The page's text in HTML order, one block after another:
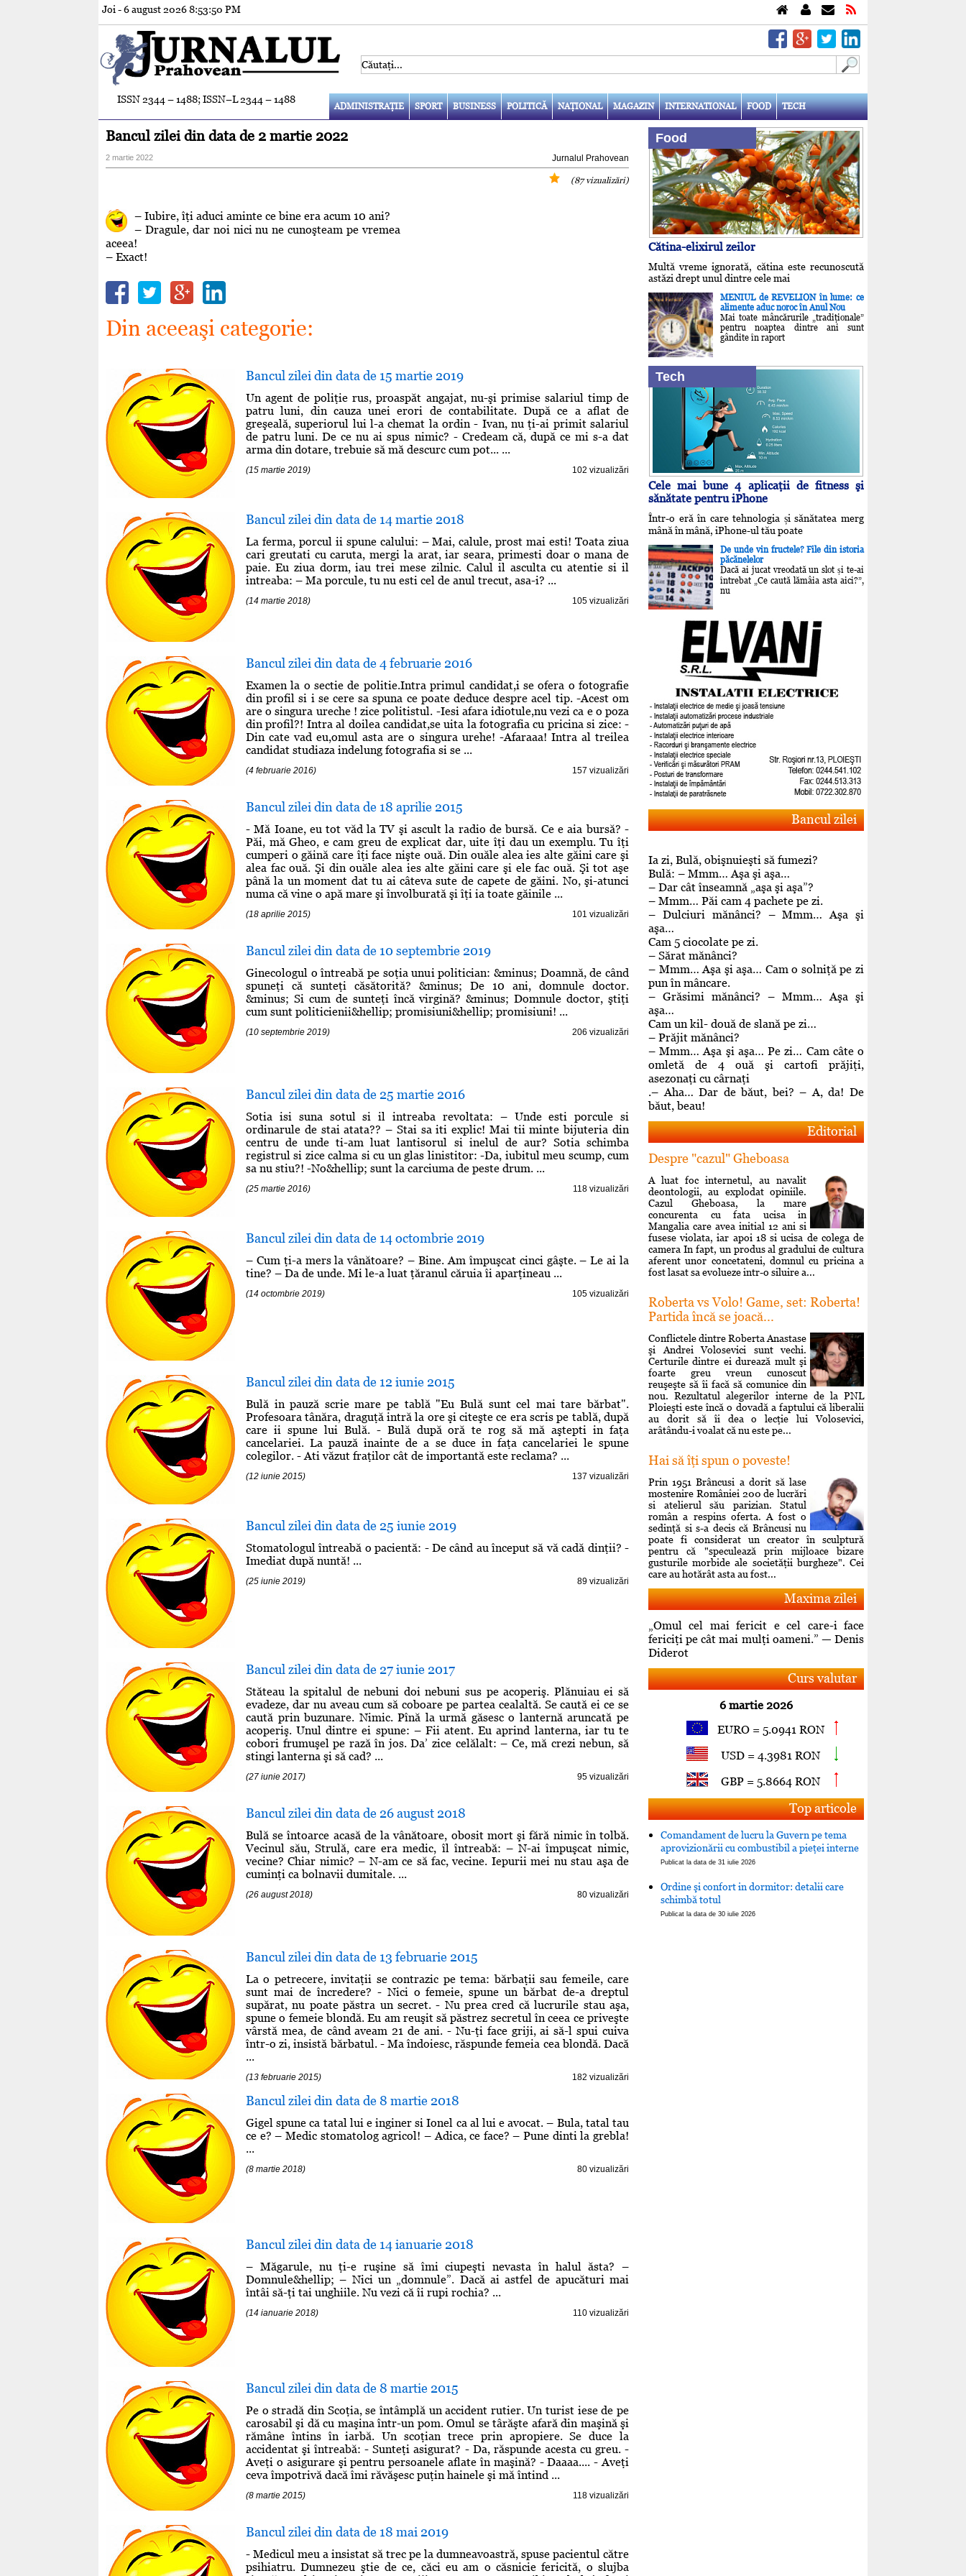
Joi - 6 august 20268:53:51 PM
ISSN 2344 – 1488; ISSN–L 2344 – 1488
ADMINISTRAŢIE SPORT BUSINESS POLITICĂ NAŢIONAL MAGAZIN INTERNATIONAL FOOD TECH
Bancul zilei din data de 2 martie 2022
2 martie 2022 Jurnalul Prahovean
(87 vizualizări)
– Iubire, îţi aduci aminte ce bine era acum 10 ani?
– Dragule, dar noi nici nu ne cunoşteam pe vremea
aceea!
– Exact!
Din aceeaşi categorie:
Bancul zilei din data de 15 martie 2019
Un agent de poliţie rus, proaspăt angajat, nu-şi primise salariul timp de
patru luni, din cauza unei erori de contabilitate. După ce a aflat de
greşeală, superiorul lui l-a chemat la ordin - Ivan, nu ţi-ai primit salariul
de patru luni. De ce nu ai spus nimic? - Credeam că, după ce mi s-a dat
arma din dotare, trebuie să mă descurc cum pot... ...
(15 martie 2019) 102 vizualizări
Bancul zilei din data de 14 martie 2018
La ferma, porcul ii spune calului: – Mai, calule, prost mai esti! Toata ziua
cari greutati cu caruta, mergi la arat, iar seara, primesti doar o mana de
paie. Eu ziua dorm, iau trei mese zilnic. Calul il asculta cu atentie si il
intreaba: – Ma porcule, tu nu esti cel de anul trecut, asa-i? ...
(14 martie 2018) 105 vizualizări
Bancul zilei din data de 4 februarie 2016
Examen la o sectie de politie.Intra primul candidat,i se ofera o fotografie
din profil si i se cere sa spuna ce poate deduce despre acel tip. -Acest om
are o singura ureche ! zice politistul. -Iesi afara idiotule,nu vezi ca e o poza
din profil?! Intra al doilea candidat,se uita la fotografia cu pricina si zice: -
Din cate vad eu,omul asta are o singura urehe! -Afaraaa! Intra al treilea
candidat studiaza indelung fotografia si se ...
(4 februarie 2016) 157 vizualizări
Bancul zilei din data de 18 aprilie 2015
- Mă Ioane, eu tot văd la TV şi ascult la radio de bursă. Ce e aia bursă? -
Păi, mă Gheo, e cam greu de explicat dar, uite îţi dau un exemplu. Tu îţi
cumperi o găină care îţi face nişte ouă. Din ouăle alea ies alte găini care şi
alea fac ouă. Şi din ouăle alea ies alte găini care şi ele fac ouă. Şi tot aşe
până la un moment dat tu ai câteva sute de capete de găini. No, şi-atunci
numa că vine o apă mare şi învolburată şi îţi ia toate găinile ...
(18 aprilie 2015) 101 vizualizări
Bancul zilei din data de 10 septembrie 2019
Ginecologul o întreabă pe soţia unui politician: &minus; Doamnă, de când
spuneţi că sunteţi căsătorită? &minus; De 10 ani, domnule doctor.
&minus; Si cum de sunteţi încă virgină? &minus; Domnule doctor, ştiţi
cum sunt politicienii&hellip; promisiuni&hellip; promisiuni! ...
(10 septembrie 2019) 206 vizualizări
Bancul zilei din data de 25 martie 2016
Sotia isi suna sotul si il intreaba revoltata: – Unde esti porcule si
ordinarule de stai atata?? – Stai sa iti explic! Mai tii minte bijuteria din
centru de unde ti-am luat lantisorul si inelul de aur? Sotia schimba
registrul si zice calma si cu un glas linistitor: -Da, iubitul meu scump, cum
sa nu stiu?! -No&hellip; sunt la carciuma de peste drum. ...
(25 martie 2016) 118 vizualizări
Bancul zilei din data de 14 octombrie 2019
– Cum ţi-a mers la vânătoare? – Bine. Am împuşcat cinci gâşte. – Le ai la
tine? – Da de unde. Mi le-a luat ţăranul căruia îi aparţineau ...
(14 octombrie 2019) 105 vizualizări
Bancul zilei din data de 12 iunie 2015
Bulă in pauză scrie mare pe tablă "Eu Bulă sunt cel mai tare bărbat".
Profesoara tânăra, draguţă intră la ore şi citeşte ce era scris pe tablă, după
care ii spune lui Bulă. - Bulă după oră te rog să mă aştepti in faţa
cancelariei. La pauză inainte de a se duce in faţa cancelariei le spune
colegilor. - Ati văzut fraţilor cât de importantă este reclama? ...
(12 iunie 2015) 137 vizualizări
Bancul zilei din data de 25 iunie 2019
Stomatologul întreabă o pacientă: - De când au început să vă cadă dinţii? -
Imediat după nuntă! ...
(25 iunie 2019) 89 vizualizări
Bancul zilei din data de 27 iunie 2017
Stăteau la spitalul de nebuni doi nebuni sus pe acoperiş. Plănuiau ei să
evadeze, dar nu aveau cum să coboare pe partea cealaltă. Se caută ei ce se
caută prin buzunare. Nimic. Pînă la urmă găsesc o lanternă aruncată pe
acoperiş. Unul dintre ei spune: – Fii atent. Eu aprind lanterna, iar tu te
cobori frumuşel pe rază în jos. Da’ zice celălalt: – Ce, mă crezi nebun, să
stingi lanterna şi să cad? ...
(27 iunie 2017) 95 vizualizări
Bancul zilei din data de 26 august 2018
Bulă se întoarce acasă de la vânătoare, obosit mort şi fără nimic în tolbă.
Vecinul său, Strulă, care era medic, îl întreabă: – N-ai împuşcat nimic,
vecine? Chiar nimic? – N-am ce să fac, vecine. Iepurii mei nu stau aşa de
cuminţi ca bolnavii dumitale. ...
(26 august 2018) 80 vizualizări
Bancul zilei din data de 13 februarie 2015
La o petrecere, invitaţii se contrazic pe tema: bărbaţii sau femeile, care
sunt mai de încredere? - Nici o femeie, spune un bărbat de-a dreptul
supărat, nu poate păstra un secret. - Nu prea cred că lucrurile stau aşa,
spune o femeie blondă. Eu am reuşit să păstrez secretul în ceea ce priveşte
vârstă mea, de când aveam 21 de ani. - Nu-ţi face griji, ai să-l spui cuiva
într-o zi, insistă bărbatul. - Ma îndoiesc, răspunde femeia cea blondă. Dacă
...
(13 februarie 2015) 182 vizualizări
Bancul zilei din data de 8 martie 2018
Gigel spune ca tatal lui e inginer si Ionel ca al lui e avocat. – Bula, tatal tau
ce e? – Medic stomatolog agricol! – Adica, ce face? – Pune dinti la grebla!
...
(8 martie 2018) 80 vizualizări
Bancul zilei din data de 14 ianuarie 2018
– Măgarule, nu ţi-e ruşine să îmi ciupeşti nevasta în halul ăsta? –
Domnule&hellip; – Nici un „domnule”. Dacă ai astfel de apucături mai
întâi să-ţi tai unghiile. Nu vezi că îi rupi rochia? ...
(14 ianuarie 2018) 110 vizualizări
Bancul zilei din data de 8 martie 2015
Pe o stradă din Scoţia, se întâmplă un accident rutier. Un turist iese de pe
carosabil şi dă cu maşina într-un pom. Omul se târăşte afară din maşină şi
rămâne întins în iarbă. Un scoţian trece prin apropiere. Se duce la
accidentat şi întreabă: - Sunteţi asigurat? - Da, răspunde acesta cu greu. -
Aveţi o asigurare şi pentru persoanele aflate în maşină? - Daaaa.... - Aveţi
ceva împotrivă dacă îmi răvăşesc puţin hainele şi mă întind ...
(8 martie 2015) 118 vizualizări
Bancul zilei din data de 18 mai 2019
- Medicul meu a insistat să trec pe la dumneavoastră, spuse pacientul către
psihiatru. Dumnezeu ştie de ce, căci eu am o căsnicie fericită, o slujba
Food
Cătina-elixirul zeilor
Multă vreme ignorată, cătina este recunoscută
astăzi drept unul dintre cele mai
MENIUL de REVELION în lume: ce
alimente aduc noroc în Anul Nou
Mai toate mâncărurile „tradiţionale”
pentru noaptea dintre ani sunt
gândite în raport
Tech
Cele mai bune 4 aplicaţii de fitness şi
sănătate pentru iPhone
Într-o eră în care tehnologia și sănătatea merg
mână în mână, iPhone-ul tău poate
De unde vin fructele? File din istoria
păcănelelor
Dacă ai jucat vreodată un slot și te-ai
întrebat „Ce caută lămâia asta aici?”,
nu
Bancul zilei
Ia zi, Bulă, obişnuieşti să fumezi?
Bulă: – Mmm… Aşa şi aşa…
– Dar cât înseamnă „aşa şi aşa”?
– Mmm… Păi cam 4 pachete pe zi.
– Dulciuri mănânci? – Mmm… Aşa şi
aşa…
Cam 5 ciocolate pe zi.
– Sărat mănânci?
– Mmm… Aşa şi aşa… Cam o solniţă pe zi
pun în mâncare.
– Grăsimi mănânci? – Mmm… Aşa şi
aşa…
Cam un kil- două de slană pe zi…
– Prăjit mănânci?
– Mmm… Aşa şi aşa… Pe zi… Cam câte o
omletă de 4 ouă şi cartofi prăjiţi,
asezonaţi cu cârnaţi
.– Aha… Dar de băut, bei? – A, da! De
băut, beau!
Editorial
Despre "cazul" Gheboasa
A luat foc internetul, au navalit
deontologii, au explodat opiniile.
Cazul Gheboasa, la mare
concurenta cu fata ucisa in
Mangalia care avea initial 12 ani si
fusese violata, iar apoi 18 si ucisa de colega de
camera In fapt, un produs al gradului de cultura
aferent unor concetateni, domnul cu pricina a
fost lasat sa evolueze intr-o siluire a...
Roberta vs Volo! Game, set: Roberta!
Partida încă se joacă...
Conflictele dintre Roberta Anastase
şi Andrei Volosevici sunt vechi.
Certurile dintre ei durează mult şi
foarte greu vreun cunoscut
reuşeşte să îi facă să comunice din
nou. Rezultatul alegerilor interne de la PNL
Ploieşti este încă o dovadă a faptului că liberalii
au dorit să îi dea o lecţie lui Volosevici,
arâtându-i voalat că nu este pe...
Hai să îţi spun o poveste!
Prin 1951 Brâncusi a dorit să lase
mostenire României 200 de lucrări
si atelierul său parizian. Statul
român a respins oferta. A fost o
sedinţă si s-a decis că Brâncusi nu
poate fi considerat un creator în sculptură
pentru că "speculează prin mijloace bizare
gusturile morbide ale societăţii burgheze". Cei
care au hotărât asta au fost...
Maxima zilei
„Omul cel mai fericit e cel care-i face
fericiţi pe cât mai mulţi oameni.” — Denis
Diderot
Curs valutar
6 martie 2026
EURO = 5.0941 RON
USD = 4.3981 RON
GBP = 5.8664 RON
Top articole
Comandament de lucru la Guvern pe tema
aprovizionării cu combustibil a pieţei interne
Publicat la data de 31 iulie 2026
Ordine şi confort in dormitor: detalii care
schimbă totul
Publicat la data de 30 iulie 2026